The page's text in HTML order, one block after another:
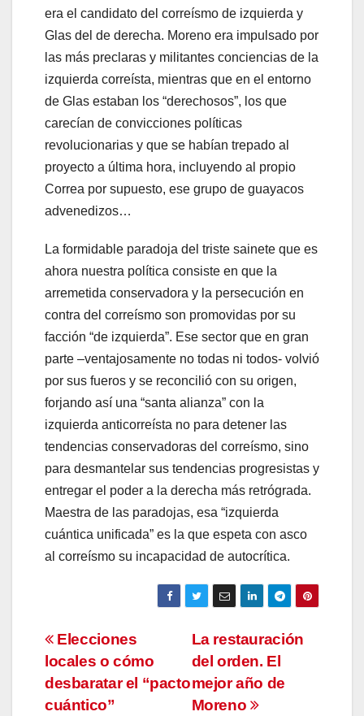
era el candidato del correísmo de izquierda y
Glas del de derecha. Moreno era impulsado por
las más preclaras y militantes conciencias de la
izquierda correísta, mientras que en el entorno
de Glas estaban los “derechosos”, los que
carecían de convicciones políticas
revolucionarias y que se habían trepado al
proyecto a última hora, incluyendo al propio
Correa por supuesto, ese grupo de guayacos
advenedizos…
La formidable paradoja del triste sainete que es
ahora nuestra política consiste en que la
arremetida conservadora y la persecución en
contra del correísmo son promovidas por su
facción “de izquierda”. Ese sector que en gran
parte –ventajosamente no todas ni todos- volvió
por sus fueros y se reconcilió con su origen,
forjando así una “santa alianza” con la
izquierda anticorreísta no para detener las
tendencias conservadoras del correísmo, sino
para desmantelar sus tendencias progresistas y
entregar el poder a la derecha más retrógrada.
Maestra de las paradojas, esa “izquierda
cuántica unificada” es la que espeta con asco
al correísmo su incapacidad de autocrítica.
Navegación
de
entradas
La restauración
del orden. El
mejor año de
Moreno
Elecciones
locales o cómo
desbaratar el “pacto
cuántico”